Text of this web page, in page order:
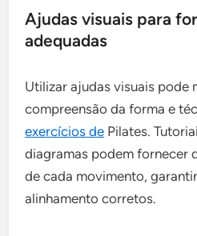
Ajudas visuais para
adequadas
Utilizar ajudas visuais pode
compreensão da forma e
exercícios de Pilates.
diagramas podem fornecer
de cada movimento,
alinhamento corretos.